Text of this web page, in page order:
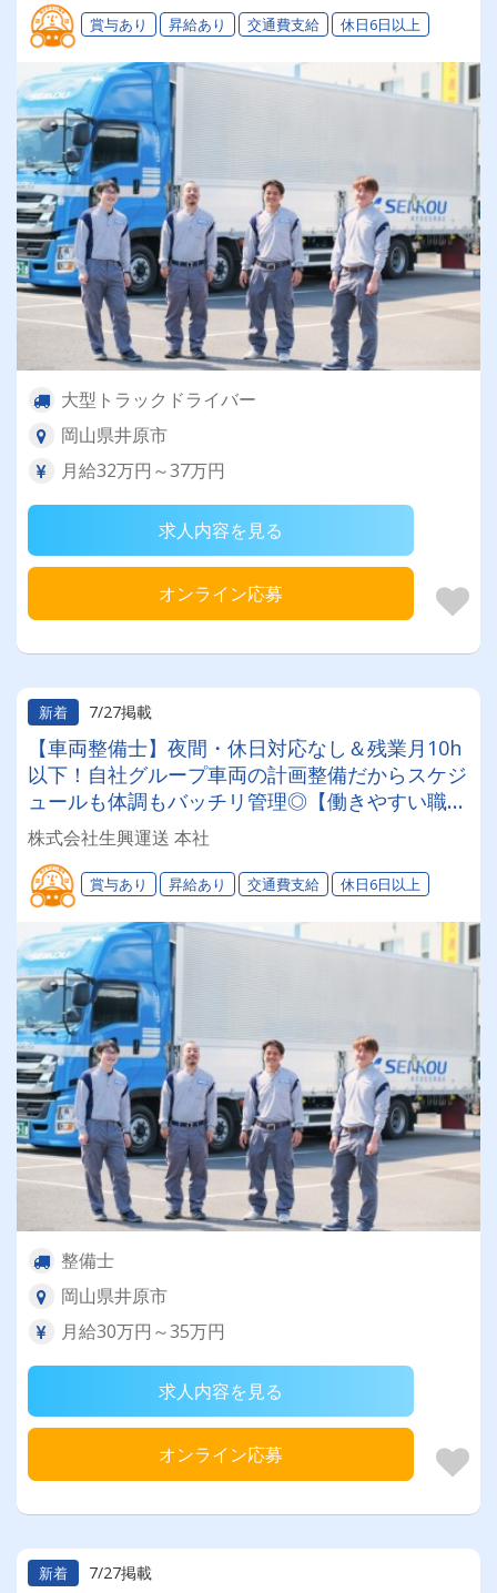
賞与あり 昇給あり 交通費支給 休日6日以上
大型トラックドライバー
岡山県井原市
月給32万円～37万円
求人内容を見る
オンライン応募
新着 7/27掲載
【車両整備士】夜間・休日対応なし＆残業月10h
以下！自社グループ車両の計画整備だからスケジ
ュールも体調もバッチリ管理◎【働きやすい職場
制度＆健康経営優良法人認定企業】無理なく長期
的に働ける環境が自慢です◎
株式会社生興運送 本社
賞与あり 昇給あり 交通費支給 休日6日以上
整備士
岡山県井原市
月給30万円～35万円
求人内容を見る
オンライン応募
新着 7/27掲載